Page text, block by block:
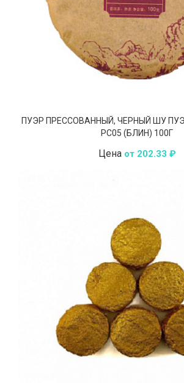
ПУЭР ПРЕССОВАННЫЙ, ЧЕРНЫЙ ШУ
РС05 (БЛИН) 100Г
Цена от 202.33 ₽